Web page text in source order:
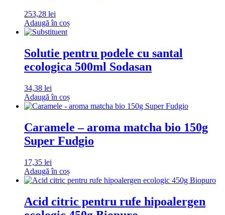
253,28 lei
Adaugă în coș
Solutie pentru podele cu santal
ecologica 500ml Sodasan
34,38 lei
Adaugă în coș
Caramele – aroma matcha bio 150g
Super Fudgio
17,35 lei
Adaugă în coș
Acid citric pentru rufe hipoalergen